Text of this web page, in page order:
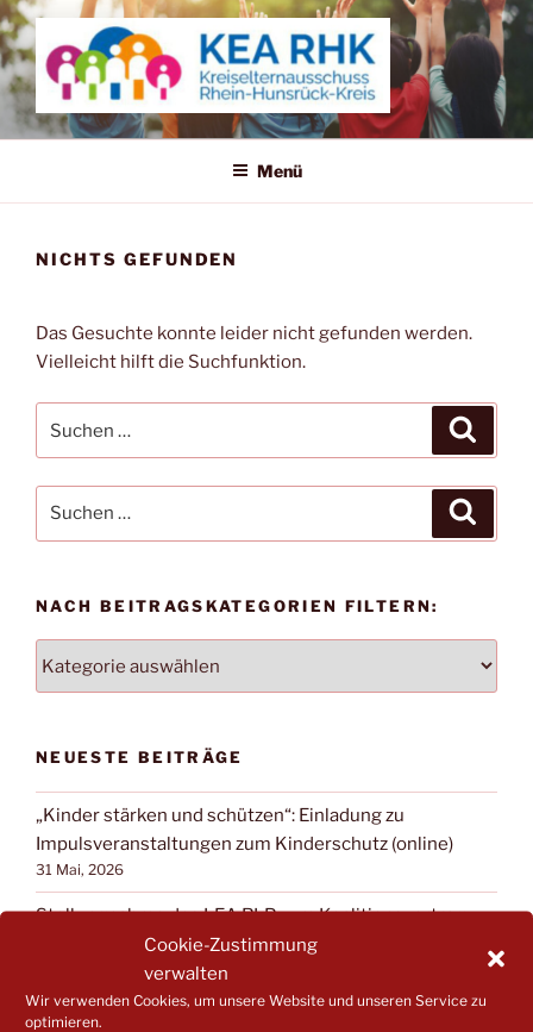
Cookie-Zustimmung
verwalten
Wir verwenden Cookies, um unsere Website und unseren Service zu
optimieren.
Zum
Inhalt
springen
KREISELTERNAUSSCHUSS
RHEIN-HUNSRÜCK-KREIS
Menü
NICHTS GEFUNDEN
Das Gesuchte konnte leider nicht gefunden werden.
Vielleicht hilft die Suchfunktion.
nach:
nach:
NACH BEITRAGSKATEGORIEN FILTERN:
BEITRAGSKATEGORIEN
NEUESTE BEITRÄGE
„Kinder stärken und schützen“: Einladung zu
Impulsveranstaltungen zum Kinderschutz (online)
31 Mai, 2026
Stellungnahme des LEA RLP zum Koalitionsvertrag
von CDU und SPD
Kita-Sozialarbeit lädt ein zum Väter-Abend in